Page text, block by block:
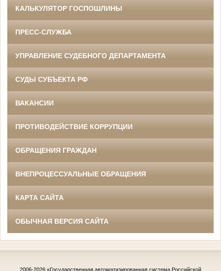
КАЛЬКУЛЯТОР ГОСПОШЛИНЫ
ПРЕСС-СЛУЖБА
УПРАВЛЕНИЕ СУДЕБНОГО ДЕПАРТАМЕНТА
СУДЫ СУБЪЕКТА РФ
ВАКАНСИИ
ПРОТИВОДЕЙСТВИЕ КОРРУПЦИИ
ОБРАЩЕНИЯ ГРАЖДАН
ВНЕПРОЦЕССУАЛЬНЫЕ ОБРАЩЕНИЯ
КАРТА САЙТА
ОБЫЧНАЯ ВЕРСИЯ САЙТА
2006-2026 «Государственная автоматизированная система Российской